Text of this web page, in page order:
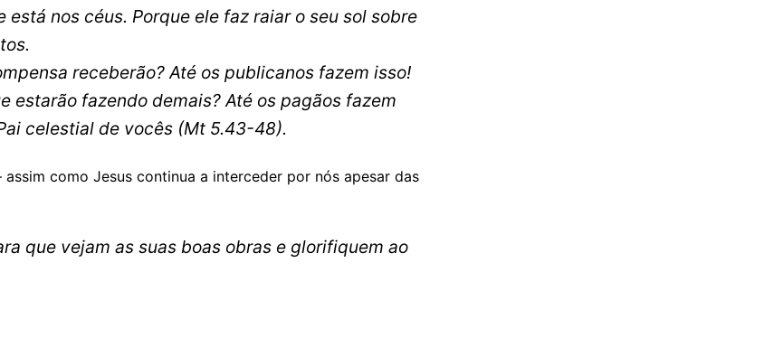
nos céus. Porque ele faz raiar o seu sol sobre
receberão? Até os publicanos fazem isso!
estarão fazendo demais? Até os pagãos fazem
celestial de vocês (Mt 5.43-48).
como Jesus continua a interceder por nós apesar das
que vejam as suas boas obras e glorifiquem ao